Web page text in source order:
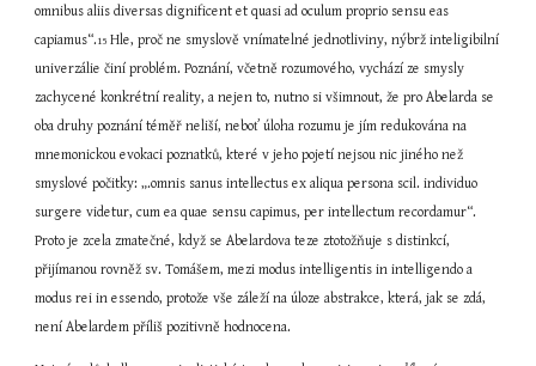
omnibus aliis diversas dignificent et quasi ad oculum proprio sensu eas
capiamus“.15 Hle, proč ne smyslově vnímatelné jednotliviny, nýbrž inteligibilní
univerzálie činí problém. Poznání, včetně rozumového, vychází ze smysly
zachycené konkrétní reality, a nejen to, nutno si všimnout, že pro Abelarda se
oba druhy poznání téměř neliší, neboť úloha rozumu je jím redukována na
mnemonickou evokaci poznatků, které v jeho pojetí nejsou nic jiného než
smyslové počitky: „.omnis sanus intellectus ex aliqua persona scil. individuo
surgere videtur, cum ea quae sensu capimus, per intellectum recordamur“.
Proto je zcela zmatečné, když se Abelardova teze ztotožňuje s distinkcí,
přijímanou rovněž sv. Tomášem, mezi modus intelligentis in intelligendo a
modus rei in essendo, protože vše záleží na úloze abstrakce, která, jak se zdá,
není Abelardem příliš pozitivně hodnocena.